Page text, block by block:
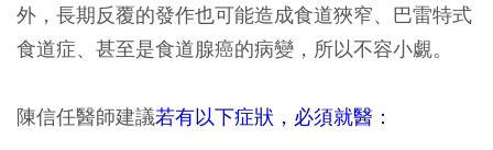
外，長期反覆的發作也可能造成食道狹窄、巴雷特式
食道症、甚至是食道腺癌的病變，所以不容小覷。
陳信任醫師建議若有以下症狀，必須就醫：